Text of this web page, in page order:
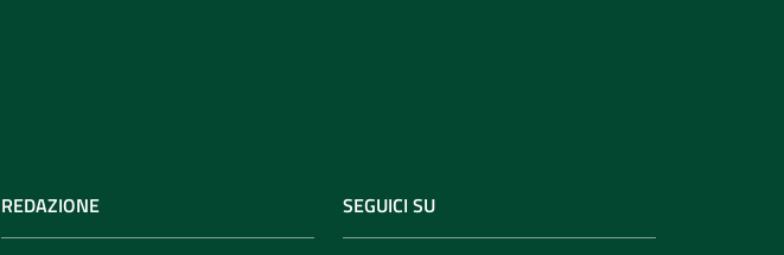
REDAZIONE SEGUICI SU